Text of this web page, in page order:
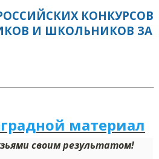
КОНКУРСОВ
И ШКОЛЬНИКОВ ЗА
материал
своим результатом!